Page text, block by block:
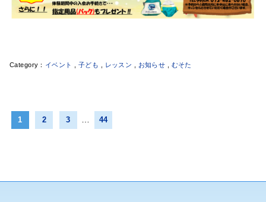
イベント 子ども レッスン お知らせ むそた
1 2 3 44